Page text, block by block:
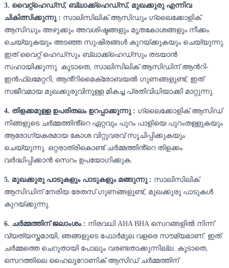
3. വൈറ്റ്‌ഹെഡ്‌സ്, ബ്ലാക്ക്‌ഹെഡ്‌സ്, മുഖക്കുരു എന്നിവ
ചികിത്സിക്കുന്നു : സാലിസിലിക് ആസിഡും ഗ്ലൈക്കോളിക്
ആസിഡും അഴുക്കും അവശിഷ്ടങ്ങളും മൃതകോശങ്ങളും നീക്കം
ചെയ്യുകയും അടഞ്ഞ സുഷിരങ്ങൾ കുറയ്ക്കുകയും ചെയ്യുന്നു.
ഇത് വൈറ്റ് ഹെഡ്‌സും ബ്ലാക്ക്‌ഹെഡ്‌സും തടയാൻ
സഹായിക്കുന്നു. കൂടാതെ, സാലിസിലിക് ആസിഡിന് ആൻറി-
ഇൻഫ്ലമേറ്ററി, ആൻ്റിമൈക്രോബയൽ ഗുണങ്ങളുണ്ട്, ഇത്
സജീവമായ മുഖക്കുരുവിനുള്ള മികച്ച പ്രതിവിധിയാക്കി മാറ്റുന്നു.
4. തിളക്കമുള്ള ഉപരിതലം ഉറപ്പാക്കുന്നു : ഗ്ലൈക്കോളിക് ആസിഡ്
നിങ്ങളുടെ ചർമ്മത്തിൻ്റെ ഏറ്റവും പുറം പാളിയെ പുറംതള്ളുകയും
ആരോഗ്യകരമായ കോശ വിറ്റുവരവ് സൂചിപ്പിക്കുകയും
ചെയ്യുന്നു. ഒറ്റരാത്രികൊണ്ട് ചർമ്മത്തിൻ്റെ തിളക്കം
വർദ്ധിപ്പിക്കാൻ സെറം ഉപയോഗിക്കുക.
5. മുഖക്കുരു പാടുകളും പാടുകളും മങ്ങുന്നു : സാലിസിലിക്
ആസിഡിന് നേരിയ രേതസ് ഗുണങ്ങളുണ്ട്, മുഖക്കുരു പാടുകൾ
കുറയ്ക്കുന്നു.
6. ചർമ്മത്തിന് ജലാംശം : നിരവധി AHA BHA സെറങ്ങളിൽ നിന്ന്
വ്യത്യസ്തമായി, ഞങ്ങളുടെ ഫോർമുല വളരെ സൗമ്യമാണ്. ഇത്
ചർമ്മത്തെ ചെറുതായി പോലും വരണ്ടതാക്കുന്നില്ല. കൂടാതെ,
സെറത്തിലെ ഹൈലൂറോണിക് ആസിഡ് ചർമ്മത്തിന്